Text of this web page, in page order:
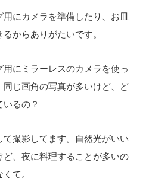
にカメラを準備したり、お皿
からありがたいです。
用にミラーレスのカメラを使っ
同じ画角の写真が多いけど、ど
るの？
て撮影してます。自然光がいい
ど、夜に料理することが多いの
て。